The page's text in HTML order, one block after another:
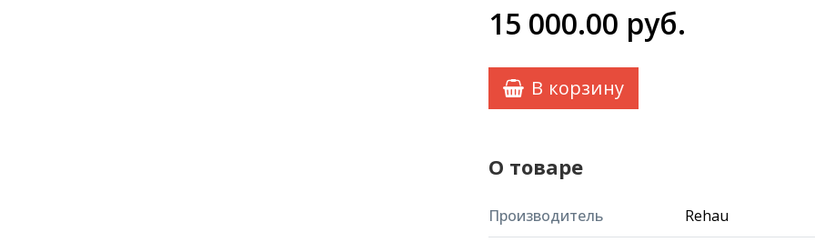
15 000.00 руб.
В корзину
О товаре
Производитель Rehau